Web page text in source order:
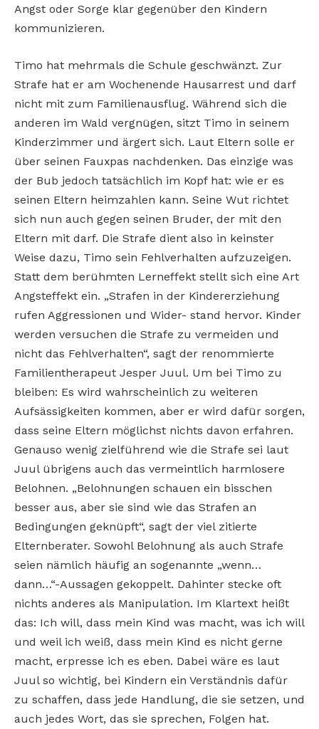
Angst oder Sorge klar gegenüber den Kindern
kommunizieren.
Timo hat mehrmals die Schule geschwänzt. Zur
Strafe hat er am Wochenende Hausarrest und darf
nicht mit zum Familienausflug. Während sich die
anderen im Wald vergnügen, sitzt Timo in seinem
Kinderzimmer und ärgert sich. Laut Eltern solle er
über seinen Fauxpas nachdenken. Das einzige was
der Bub jedoch tatsächlich im Kopf hat: wie er es
seinen Eltern heimzahlen kann. Seine Wut richtet
sich nun auch gegen seinen Bruder, der mit den
Eltern mit darf. Die Strafe dient also in keinster
Weise dazu, Timo sein Fehlverhalten aufzuzeigen.
Statt dem berühmten Lerneffekt stellt sich eine Art
Angsteffekt ein. „Strafen in der Kindererziehung
rufen Aggressionen und Wider- stand hervor. Kinder
werden versuchen die Strafe zu vermeiden und
nicht das Fehlverhalten“, sagt der renommierte
Familientherapeut Jesper Juul. Um bei Timo zu
bleiben: Es wird wahrscheinlich zu weiteren
Aufsässigkeiten kommen, aber er wird dafür sorgen,
dass seine Eltern möglichst nichts davon erfahren.
Genauso wenig zielführend wie die Strafe sei laut
Juul übrigens auch das vermeintlich harmlosere
Belohnen. „Belohnungen schauen ein bisschen
besser aus, aber sie sind wie das Strafen an
Bedingungen geknüpft“, sagt der viel zitierte
Elternberater. Sowohl Belohnung als auch Strafe
seien nämlich häufig an sogenannte „wenn…
dann…“-Aussagen gekoppelt. Dahinter stecke oft
nichts anderes als Manipulation. Im Klartext heißt
das: Ich will, dass mein Kind was macht, was ich will
und weil ich weiß, dass mein Kind es nicht gerne
macht, erpresse ich es eben. Dabei wäre es laut
Juul so wichtig, bei Kindern ein Verständnis dafür
zu schaffen, dass jede Handlung, die sie setzen, und
auch jedes Wort, das sie sprechen, Folgen hat.